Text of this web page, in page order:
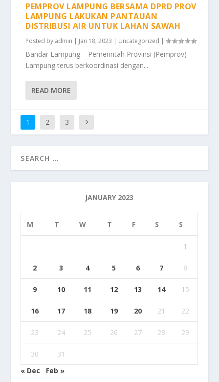
PEMPROV LAMPUNG BERSAMA DPRD PROV
LAMPUNG LAKUKAN PANTAUAN
DISTRIBUSI AIR UNTUK LAHAN SAWAH
Posted by admin | Jan 18, 2023 | Uncategorized |
Bandar Lampung – Pemerintah Provinsi (Pemprov)
Lampung terus berkoordinasi dengan...
READ MORE
1 2 3
JANUARY 2023
M T W T F S S
1
2 3 4 5 6 7 8
9 10 11 12 13 14 15
16 17 18 19 20 21 22
23 24 25 26 27 28 29
30
31
« Dec
Feb »